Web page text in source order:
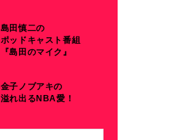
島田慎二の
ポッドキャスト番組
『島田のマイク』
金子ノブアキの
溢れ出るNBA愛！